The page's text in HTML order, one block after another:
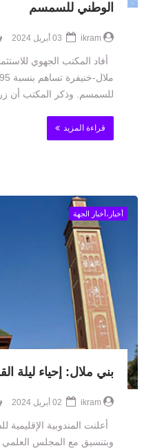
الوطني للسمسم
ikram
أفاد المكتب الجهوي
للسمسم. وذكر المكتب أن
قراءة المزيد
أخبار،أخبار الجهة
بني ملال: إحياء ليلة
ikram
أعلنت المندوبية الإقليمية
وبتنسيق مع المجلس